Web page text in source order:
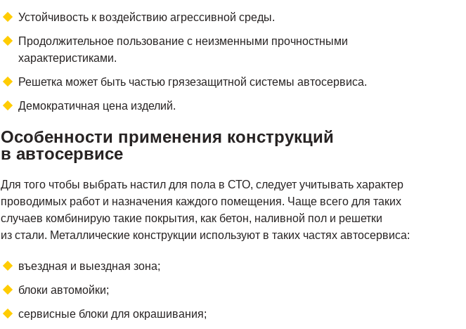
Устойчивость к воздействию агрессивной среды.
Продолжительное пользование с неизменными прочностными
характеристиками.
Решетка может быть частью грязезащитной системы автосервиса.
Демократичная цена изделий.
Особенности применения конструкций
в автосервисе
Для того чтобы выбрать настил для пола в СТО, следует учитывать характер
проводимых работ и назначения каждого помещения. Чаще всего для таких
случаев комбинирую такие покрытия, как бетон, наливной пол и решетки
из стали. Металлические конструкции используют в таких частях автосервиса:
въездная и выездная зона;
блоки автомойки;
сервисные блоки для окрашивания;